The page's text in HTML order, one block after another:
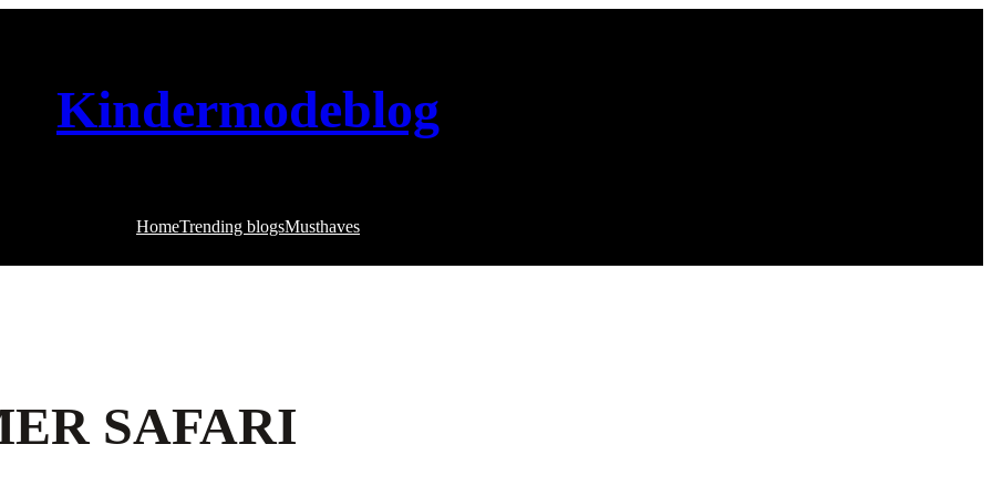
Kindermodeblog
HomeTrending blogsMusthaves
SAFARI